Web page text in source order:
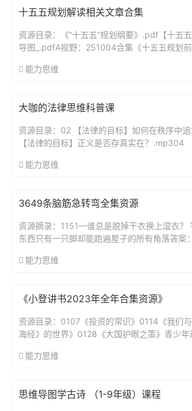
十五五规划解读相关文章合集
资源目录：《“十五五”规划纲要》.pdf【十五
导图_.pdfA视野：251004合集《十五五规划
能力思维
大咖的法律思维科普课
资源目录：02 【法律的目标】如何在秩序中
【法律的目标】正义是否存真实在？.mp304
能力思维
3649条脑筋急转弯全集资源
资源摘录：1151—谁总是脱掉干衣换上湿衣
东西只有一只脚却能跑遍屋子的所有角落答
能力思维
《小登讲书2023年全年合集资源》
资源目录：0107《投资的常识》0114《我们
海经》的世界》0128《大国护眼之策》青少
能力思维
思维导图学古诗 （1-9年级）课程